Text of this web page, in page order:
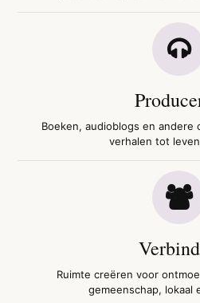
Boeken, audioblogs en
verhalen tot
Ruimte creëren voor
gemeenschap, lokaal